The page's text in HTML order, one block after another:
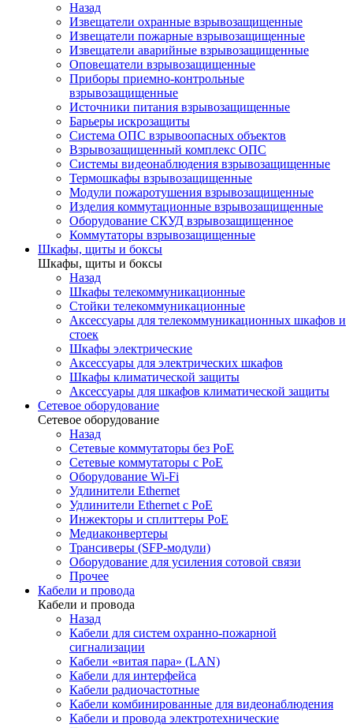
Назад
Извещатели охранные взрывозащищенные
Извещатели пожарные взрывозащищенные
Извещатели аварийные взрывозащищенные
Оповещатели взрывозащищенные
Приборы приемно-контрольные
взрывозащищенные
Источники питания взрывозащищенные
Барьеры искрозащиты
Система ОПС взрывоопасных объектов
Взрывозащищенный комплекс ОПС
Системы видеонаблюдения взрывозащищенные
Термошкафы взрывозащищенные
Модули пожаротушения взрывозащищенные
Изделия коммутационные взрывозащищенные
Оборудование СКУД взрывозащищенное
Коммутаторы взрывозащищенные
Шкафы, щиты и боксы
Шкафы, щиты и боксы
Назад
Шкафы телекоммуникационные
Стойки телекоммуникационные
Аксессуары для телекоммуникационных шкафов и
стоек
Шкафы электрические
Аксессуары для электрических шкафов
Шкафы климатической защиты
Аксессуары для шкафов климатической защиты
Сетевое оборудование
Сетевое оборудование
Назад
Сетевые коммутаторы без PoE
Сетевые коммутаторы с PoE
Оборудование Wi-Fi
Удлинители Ethernet
Удлинители Ethernet с PoE
Инжекторы и сплиттеры PoE
Медиаконвертеры
Трансиверы (SFP-модули)
Оборудование для усиления сотовой связи
Прочее
Кабели и провода
Кабели и провода
Назад
Кабели для систем охранно-пожарной
сигнализации
Кабели «витая пара» (LAN)
Кабели для интерфейса
Кабели радиочастотные
Кабели комбинированные для видеонаблюдения
Кабели и провода электротехнические